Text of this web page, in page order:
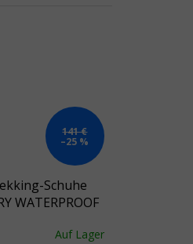
141 €
–25 %
Schuhe
WATERPROOF
Auf Lager